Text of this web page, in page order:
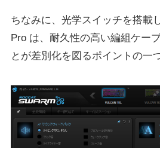
ちなみに、光学スイッチを搭載
Pro は、耐久性の高い編組ケー
とが差別化を図るポイントの一